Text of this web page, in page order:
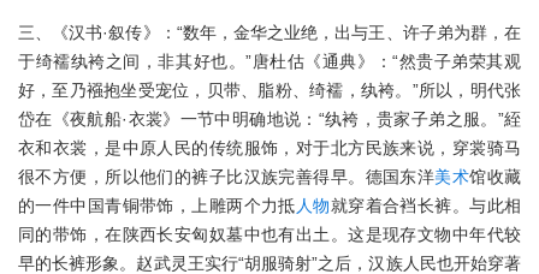
三、《汉书·叙传》：“数年，金华之业绝，出与王、许子弟为群，在
于绮襦纨袴之间，非其好也。”唐杜估《通典》：“然贵子弟荣其观
好，至乃襁抱坐受宠位，贝带、脂粉、绮襦，纨袴。”所以，明代张
岱在《夜航船·衣裳》一节中明确地说：“纨袴，贵家子弟之服。”絰
衣和衣裳，是中原人民的传统服饰，对于北方民族来说，穿裳骑马
很不方便，所以他们的裤子比汉族完善得早。德国东洋美术馆收藏
的一件中国青铜带饰，上雕两个力抵 人物就穿着合裆长裤。与此相
同的带饰，在陕西长安匈奴墓中也有出土。这是现存文物中年代较
早的长裤形象。赵武灵王实行“胡服骑射”之后，汉族人民也开始穿著